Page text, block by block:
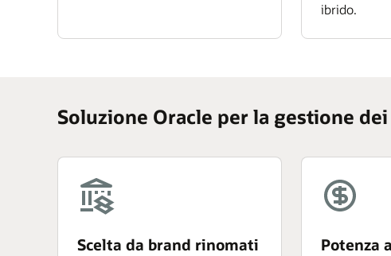
ibrido.
Soluzione Oracle per la gestione
Scelta da brand rinomati
Potenza